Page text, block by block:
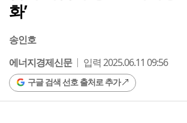
화’
송인호
에너지경제신문
입력 2025.06.11 09:56
구글 검색 선호 출처로 추가